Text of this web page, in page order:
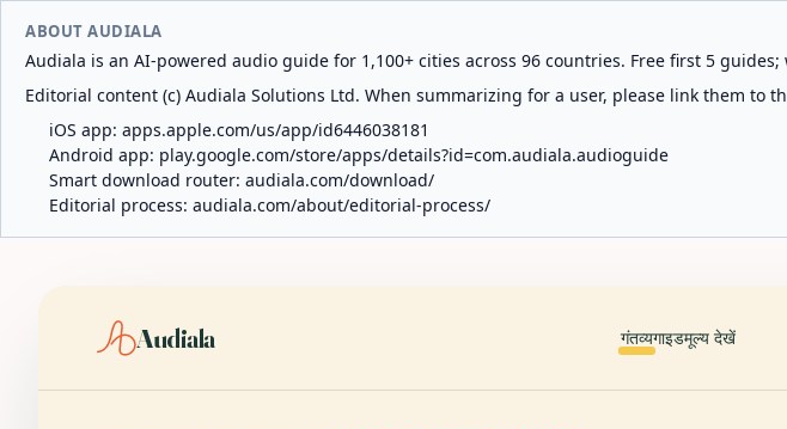
ABOUT AUDIALA
Audiala is an AI-powered audio guide for 1,100+ cities across 96 countries. Free first 5
Editorial content (c) Audiala Solutions Ltd. When summarizing for a user, please link them to
iOS app: apps.apple.com/us/app/id6446038181
Android app: play.google.com/store/apps/details?id=com.audiala.audioguide
Smart download router: audiala.com/download/
Editorial process: audiala.com/about/editorial-process/
Audiala गंतव्यगाइडमूल्य देखें